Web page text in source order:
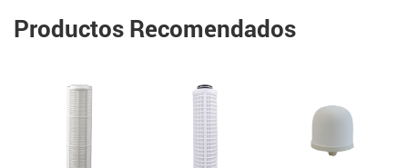
Productos Recomendados